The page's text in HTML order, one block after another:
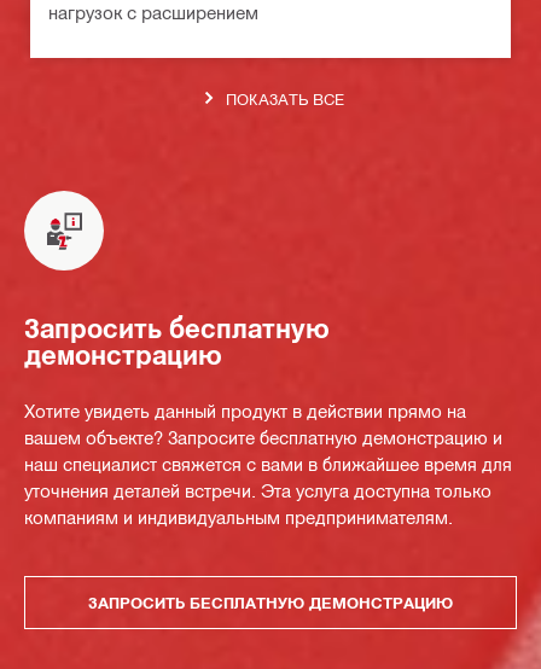
нагрузок с расширением
ПОКАЗАТЬ ВСЕ
Запросить бесплатную
демонстрацию
Хотите увидеть данный продукт в действии прямо на
вашем объекте? Запросите бесплатную демонстрацию и
наш специалист свяжется с вами в ближайшее время для
уточнения деталей встречи. Эта услуга доступна только
компаниям и индивидуальным предпринимателям.
ЗАПРОСИТЬ БЕСПЛАТНУЮ ДЕМОНСТРАЦИЮ